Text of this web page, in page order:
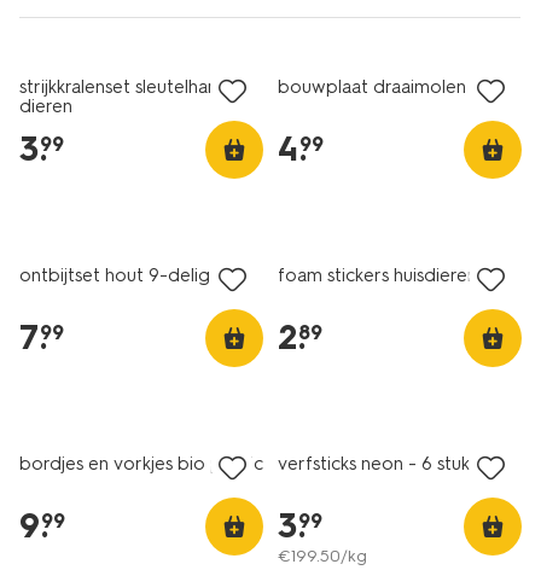
strijkkralenset sleutelhanger
dieren
3.
99
bouwplaat draaimolen
4.
99
ontbijtset hout 9-delig
7.
99
foam stickers huisdieren
2.
89
bordjes en vorkjes bio plastic
9.
99
verfsticks neon - 6 stuks
3.
99
€199.50/kg